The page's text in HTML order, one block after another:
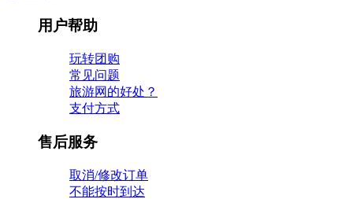
用户帮助
玩转团购
常见问题
旅游网的好处？
支付方式
售后服务
取消/修改订单
不能按时到达